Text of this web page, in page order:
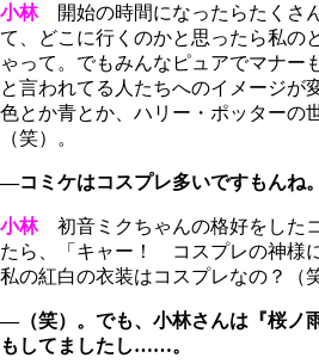
小林開始の時間になったらたくさ
て、どこに行くのかと思ったら私の
ゃって。でもみんなピュアでマナー
と言われてる人たちへのイメージが
色とか青とか、ハリー・ポッターの
（笑）。
―コミケはコスプレ多いですもんね。
小林初音ミクちゃんの格好をした
たら、「キャー！ コスプレの神様
私の紅白の衣装はコスプレなの？（笑
―（笑）。でも、小林さんは『桜ノ
もしてましたし……。